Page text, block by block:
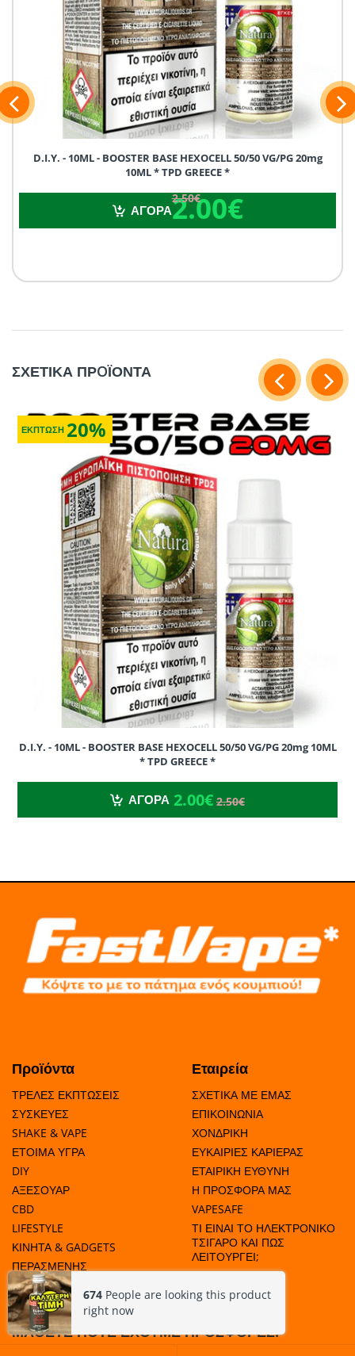
D.I.Y. - 10ML - BOOSTER BASE HEXOCELL 50/50 VG/PG 20mg
10ML * TPD GREECE *
2.00€
2.50€
ΑΓΟΡΑ2.00€
2.50€
ΣΧΕΤΙΚΑ ΠΡOΪΟΝΤΑ
ΕΚΠΤΩΣΗ 20%
D.I.Y. - 10ML - BOOSTER BASE HEXOCELL 50/50 VG/PG 20mg 10ML
* TPD GREECE *
ΑΓΟΡΑ 2.00€ 2.50€
Προϊόντα
ΤΡΕΛΕΣ ΕΚΠΤΩΣΕΙΣ
ΣΥΣΚΕΥΕΣ
SHAKE & VAPE
ΕΤΟΙΜΑ ΥΓΡΑ
DIY
ΑΞΕΣΟΥΑΡ
CBD
LIFESTYLE
ΚΙΝΗΤΑ & GADGETS
ΠΕΡΑΣΜΕΝΗΣ
ΗΜΕΡΟΜΗΝΙΑΣ
Εταιρεία
ΣΧΕΤΙΚΑ ΜΕ ΕΜΑΣ
ΕΠΙΚΟΙΝΩΝΙΑ
ΧΟΝΔΡΙΚΗ
ΕΥΚΑΙΡΙΕΣ ΚΑΡΙΕΡΑΣ
ΕΤΑΙΡΙΚΗ ΕΥΘΥΝΗ
Η ΠΡΟΣΦΟΡΑ ΜΑΣ
VAPESAFE
ΤΙ ΕΙΝΑΙ ΤΟ ΗΛΕΚΤΡΟΝΙΚΟ
ΤΣΙΓΑΡΟ ΚΑΙ ΠΩΣ
ΛΕΙΤΟΥΡΓΕΙ;
ΜΑΘΕΤΕ ΠΟΤΕ ΕΧΟΥΜΕ ΠΡΟΣΦΟΡΕΣ!
674 People are looking this product
right now